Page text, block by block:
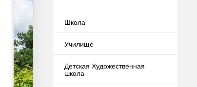
Школа
Училище
Детская Художественная
школа